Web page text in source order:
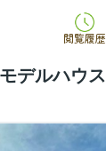
閲覧履歴
デルハウス